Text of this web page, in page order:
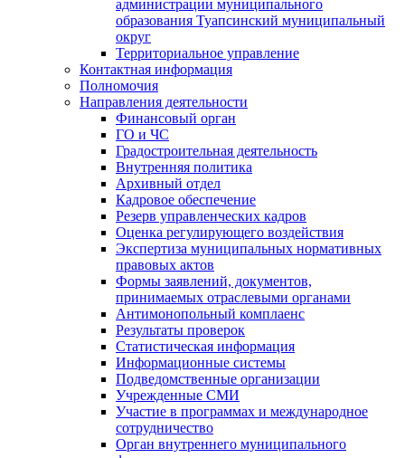
администрации муниципального
образования Туапсинский муниципальный
округ
Территориальное управление
Контактная информация
Полномочия
Направления деятельности
Финансовый орган
ГО и ЧС
Градостроительная деятельность
Внутренняя политика
Архивный отдел
Кадровое обеспечение
Резерв управленческих кадров
Оценка регулирующего воздействия
Экспертиза муниципальных нормативных
правовых актов
Формы заявлений, документов,
принимаемых отраслевыми органами
Антимонопольный комплаенс
Результаты проверок
Статистическая информация
Информационные системы
Подведомственные организации
Учрежденные СМИ
Участие в программах и международное
сотрудничество
Орган внутреннего муниципального